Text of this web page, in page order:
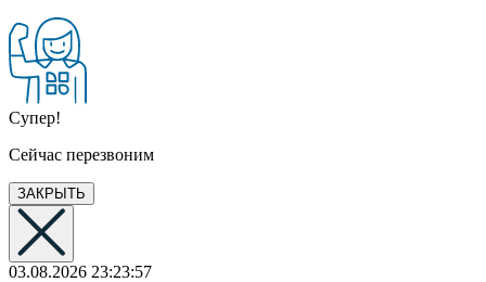
Супер!
Сейчас перезвоним
ЗАКРЫТЬ
03.08.2026 23:23:57